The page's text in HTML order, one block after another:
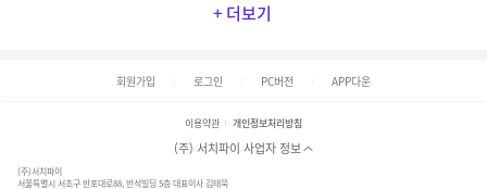
+ 더보기
회원가입 로그인 PC버전 APP다운
이용약관 개인정보처리방침
(주) 서치파이 사업자 정보
(주)서치파이
서울특별시 서초구 반포대로88, 반석빌딩 5층 대표이사 김태묵